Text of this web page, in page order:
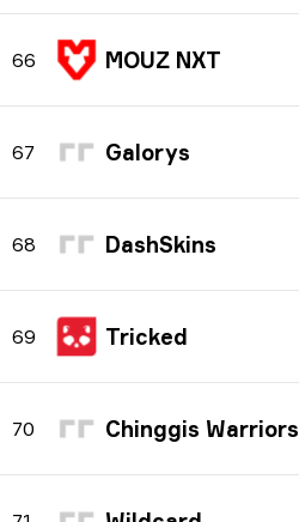
66 MOUZ NXT
67 Galorys
68 DashSkins
69 Tricked
70 Chinggis Warriors